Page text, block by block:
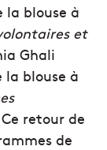
la blouse à
et
Ghali
blouse à
Ce retour de
de